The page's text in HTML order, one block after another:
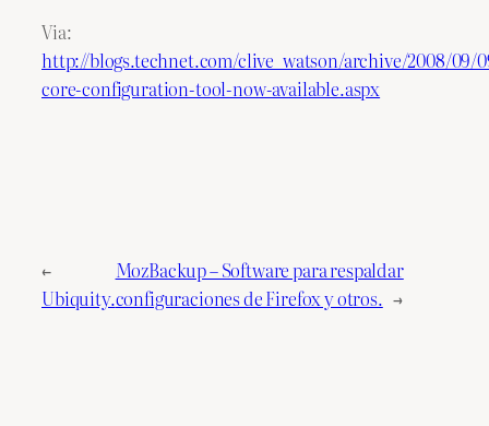
Via:
http://blogs.technet.com/clive_watson/archive/2008/09/
core-configuration-tool-now-available.aspx
←
Ubiquity.
MozBackup – Software para respaldar
configuraciones de Firefox y otros. →